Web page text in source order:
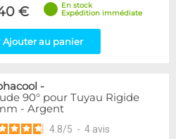
€
En stock
Expédition immédiate
Ajouter au panier
-
90° pour Tuyau Rigide
- Argent
4.8/5 - 4 avis